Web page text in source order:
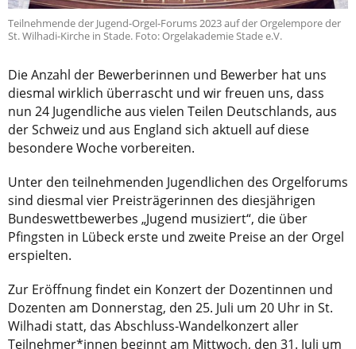
Teilnehmende der Jugend-Orgel-Forums 2023 auf der Orgelempore der
St. Wilhadi-Kirche in Stade. Foto: Orgelakademie Stade e.V.
Die Anzahl der Bewerberinnen und Bewerber hat uns
diesmal wirklich überrascht und wir freuen uns, dass
nun 24 Jugendliche aus vielen Teilen Deutschlands, aus
der Schweiz und aus England sich aktuell auf diese
besondere Woche vorbereiten.
Unter den teilnehmenden Jugendlichen des Orgelforums
sind diesmal vier Preisträgerinnen des diesjährigen
Bundeswettbewerbes „Jugend musiziert“, die über
Pfingsten in Lübeck erste und zweite Preise an der Orgel
erspielten.
Zur Eröffnung findet ein Konzert der Dozentinnen und
Dozenten am Donnerstag, den 25. Juli um 20 Uhr in St.
Wilhadi statt, das Abschluss-Wandelkonzert aller
Teilnehmer*innen beginnt am Mittwoch, den 31. Juli um